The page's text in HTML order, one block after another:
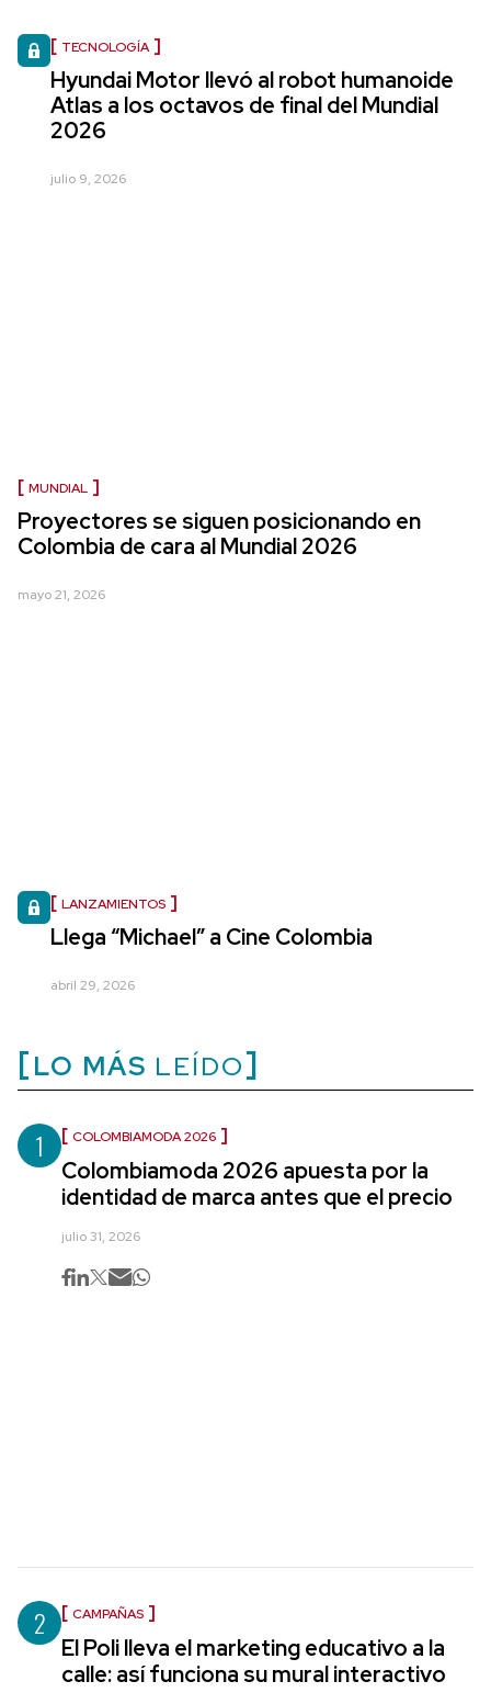
TECNOLOGÍA
Hyundai Motor llevó al robot humanoide
Atlas a los octavos de final del Mundial
2026
julio 9, 2026
MUNDIAL
Proyectores se siguen posicionando en
Colombia de cara al Mundial 2026
mayo 21, 2026
LANZAMIENTOS
Llega “Michael” a Cine Colombia
abril 29, 2026
LO MÁS LEÍDO
1 COLOMBIAMODA 2026
Colombiamoda 2026 apuesta por la
identidad de marca antes que el precio
julio 31, 2026
2 CAMPAÑAS
El Poli lleva el marketing educativo a la
calle: así funciona su mural interactivo